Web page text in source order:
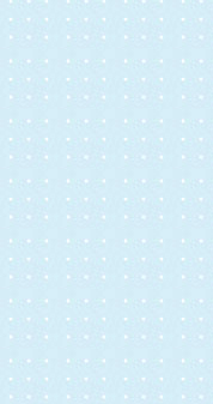
Minőségi